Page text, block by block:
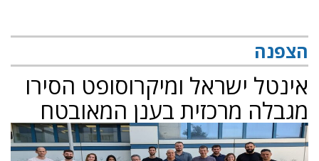
הצפנה
אינטל ישראל ומיקרוסופט הסירו
מגבלה מרכזית בענן המאובטח